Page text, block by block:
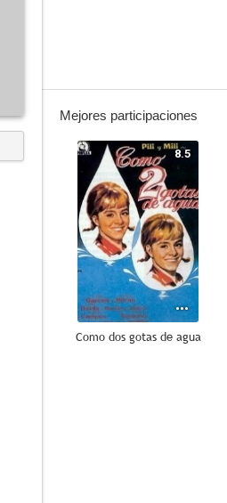
Mejores participaciones
8.5
Como dos gotas de agua